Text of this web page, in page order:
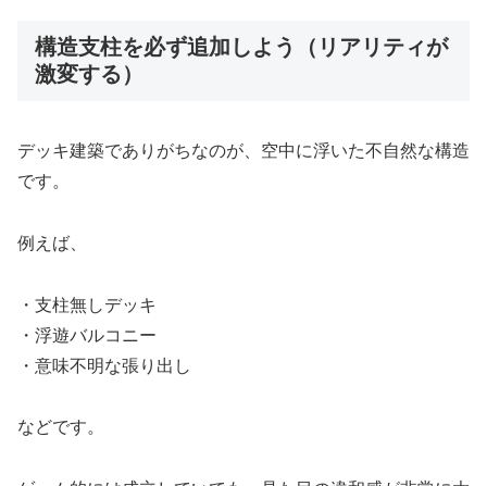
構造支柱を必ず追加しよう（リアリティが
激変する）
デッキ建築でありがちなのが、空中に浮いた不自然な構造
です。
例えば、
・支柱無しデッキ
・浮遊バルコニー
・意味不明な張り出し
などです。